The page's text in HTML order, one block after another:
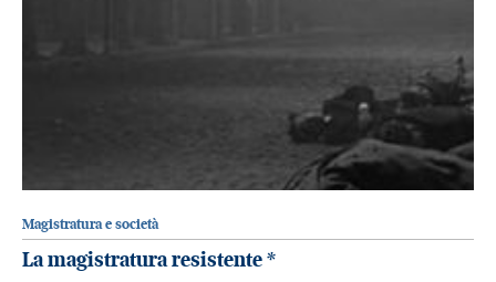
Magistratura e società
La magistratura resistente*